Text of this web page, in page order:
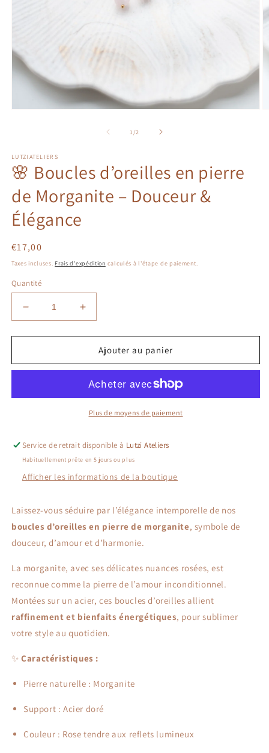
une
fenêtre
modale
1/de2
LUTZIATELIERS
🌸 Boucles d’oreilles en pierre
de Morganite – Douceur &
Élégance
Prix
habituel
€17,00
Taxes incluses. Frais d'expédition calculés à l'étape de paiement.
Quantité
Réduire
la
quantité
🌸
en
–
Douceur
&amp;
Augmenter
la
quantité
🌸
d’oreilles
en
pierre
–
Douceur
&amp;
Ajouter au panier
Plus de moyens de paiement
Service de retrait disponible à Lutzi Ateliers
Habituellement prête en 5 jours ou plus
Afficher les informations de la boutique
Laissez-vous séduire par l’élégance intemporelle de nos
boucles d’oreilles en pierre de morganite, symbole de
douceur, d’amour et d’harmonie.
La morganite, avec ses délicates nuances rosées, est
reconnue comme la pierre de l’amour inconditionnel.
Montées sur un acier, ces boucles d’oreilles allient
raffinement et bienfaits énergétiques, pour sublimer
votre style au quotidien.
✨Caractéristiques :
Pierre naturelle : Morganite
Support : Acier doré
Couleur : Rose tendre aux reflets lumineux